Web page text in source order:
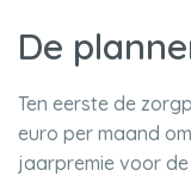
De
Ten eerste de
euro per maand
jaarpremie voor